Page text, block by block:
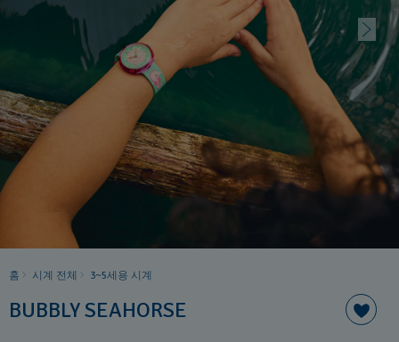
홈 시계 전체 3~5세용 시계
BUBBLY SEAHORSE